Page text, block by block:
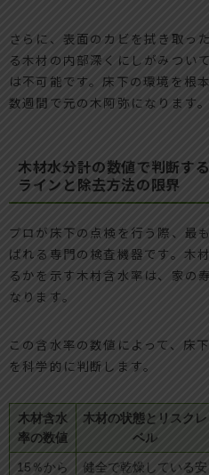
さらに、表面のカビを拭き取っ
る木材の内部深くにしがみつい
は不可能です。床下の環境を根
数週間で元の木阿弥になります。
木材水分計の数値で判断す
ラインと除去方法の限界
プロが床下の点検を行う際、最
ばれる専門の検査機器です。木
るかを示す木材含水率は、家の
なります。
この含水率の数値によって、床
を科学的に判断します。
木材含水
率の数値
木材の状態とリスクレ
ベル
15％から
健全で乾燥している安